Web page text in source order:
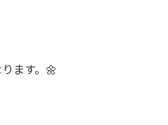
ます。🌼